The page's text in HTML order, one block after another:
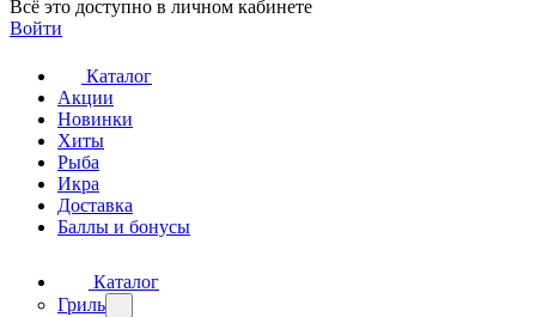
Всё это доступно в личном кабинете
Войти
Каталог
Акции
Новинки
Хиты
Рыба
Икра
Доставка
Баллы и бонусы
Каталог
Гриль